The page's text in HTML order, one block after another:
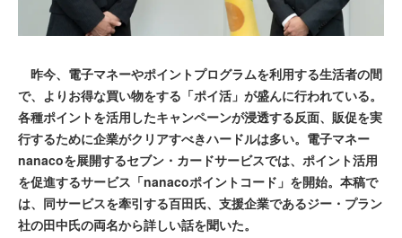
昨今、電子マネーやポイントプログラムを利用する生活者の間
で、よりお得な買い物をする「ポイ活」が盛んに行われている。
各種ポイントを活用したキャンペーンが浸透する反面、販促を実
行するために企業がクリアすべきハードルは多い。電子マネー
nanacoを展開するセブン・カードサービスでは、ポイント活用
を促進するサービス「nanacoポイントコード」を開始。本稿で
は、同サービスを牽引する百田氏、支援企業であるジー・プラン
社の田中氏の両名から詳しい話を聞いた。